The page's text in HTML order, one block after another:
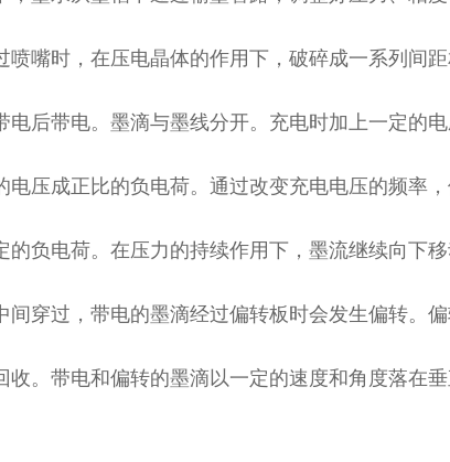
喷嘴时，在压电晶体的作用下，破碎成一系列间
电后带电。墨滴与墨线分开。充电时加上一定的
电压成正比的负电荷。通过改变充电电压的频率
的负电荷。在压力的持续作用下，墨流继续向下
间穿过，带电的墨滴经过偏转板时会发生偏转。
收。带电和偏转的墨滴以一定的速度和角度落在